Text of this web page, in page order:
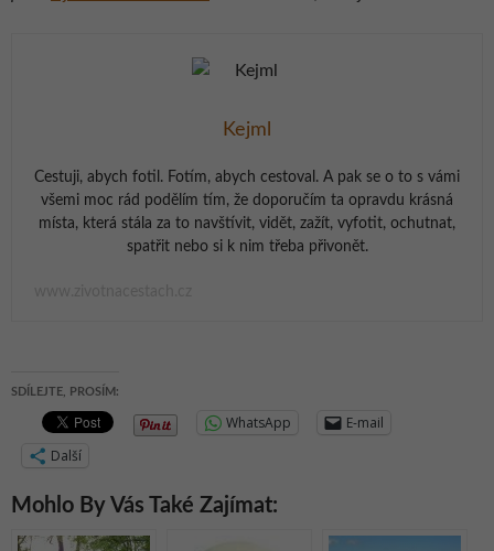
Kejml
Cestuji, abych fotil. Fotím, abych cestoval. A pak se o to s vámi
všemi moc rád podělím tím, že doporučím ta opravdu krásná
místa, která stála za to navštívit, vidět, zažít, vyfotit, ochutnat,
spatřit nebo si k nim třeba přivonět.
SDÍLEJTE, PROSÍM:
WhatsApp
E-mail
Další
Mohlo By Vás Také Zajímat: